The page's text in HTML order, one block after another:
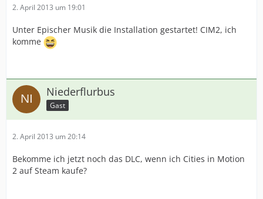
2. April 2013 um 19:01
Unter Epischer Musik die Installation gestartet! CIM2, ich
komme
Niederflurbus
Gast
2. April 2013 um 20:14
Bekomme ich jetzt noch das DLC, wenn ich Cities in Motion
2 auf Steam kaufe?